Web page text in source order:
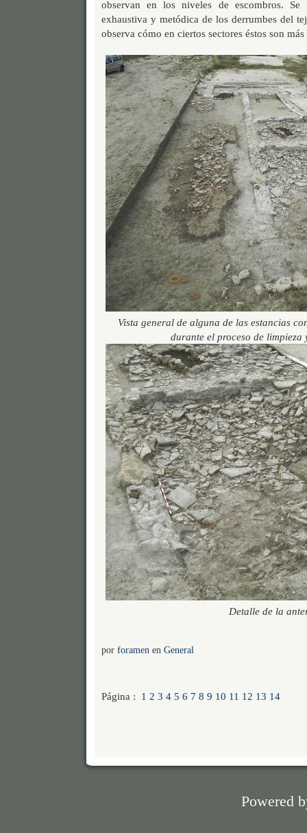
observan en los niveles de escombros.
exhaustiva y metódica de los derrumbes del
observa cómo en ciertos sectores éstos son
Vista general de alguna de las estancias
durante el proceso de limpieza
Detalle de la
por foramenen General
Página : 1 2 3 4 5 6 7 8 9 10 11 12 13 14
Powered